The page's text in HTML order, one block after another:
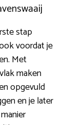
stap
voordat je
Met
maken
opgevuld
en je later